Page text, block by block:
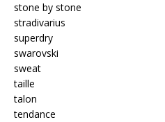
stone by stone
stradivarius
superdry
swarovski
sweat
taille
talon
tendance